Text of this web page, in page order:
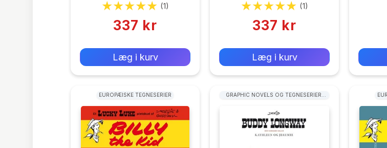
(1)
337 kr
Læg i kurv
(1)
337 kr
Læg i kurv
EUROPÆISKE TEGNESERIER
GRAPHIC NOVELS OG TEGNESERIER: